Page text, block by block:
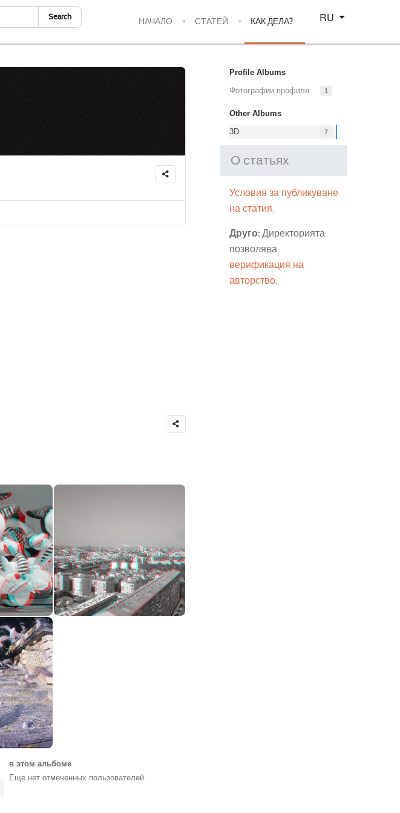
Search НАЧАЛО СТАТЕЙ КАК ДЕЛА?
Select your language
RU
0 0 0 0
0
в этом альбоме
Еще нет отмеченных пользователей.
Profile Albums
Фотографии профиля
1
Other Albums
3D
7
О статьях
Условия за публикуване
на статия.
Друго: Директорията
позволява
верификация на
авторство.